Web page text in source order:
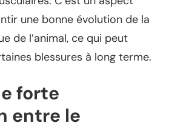
une bonne évolution de la
de l’animal, ce qui peut
blessures à long terme.
forte
entre le